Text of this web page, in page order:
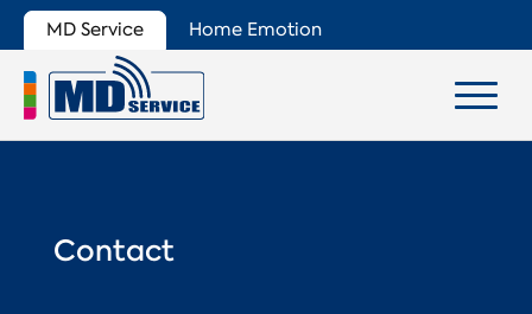
MD Service Home Emotion
Contact